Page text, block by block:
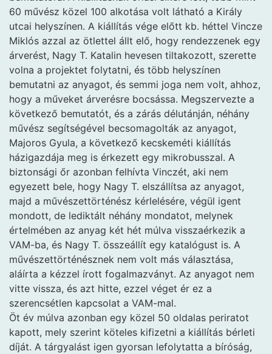
60 művész közel 100 alkotása volt látható a Király
utcai helyszínen. A kiállítás vége előtt kb. héttel Vincze
Miklós azzal az ötlettel állt elő, hogy rendezzenek egy
árverést, Nagy T. Katalin hevesen tiltakozott, szerette
volna a projektet folytatni, és több helyszínen
bemutatni az anyagot, és semmi joga nem volt, ahhoz,
hogy a műveket árverésre bocsássa. Megszervezte a
következő bemutatót, és a zárás délutánján, néhány
művész segítségével becsomagolták az anyagot,
Majoros Gyula, a következő kecskeméti kiállítás
házigazdája meg is érkezett egy mikrobusszal. A
biztonsági őr azonban felhívta Vinczét, aki nem
egyezett bele, hogy Nagy T. elszállítsa az anyagot,
majd a művészettörténész kérlelésére, végül igent
mondott, de lediktált néhány mondatot, melynek
értelmében az anyag két hét múlva visszaérkezik a
VAM-ba, és Nagy T. összeállít egy katalógust is. A
művészettörténésznek nem volt más választása,
aláírta a kézzel írott fogalmazványt. Az anyagot nem
vitte vissza, és azt hitte, ezzel véget ér ez a
szerencsétlen kapcsolat a VAM-mal.
Öt év múlva azonban egy közel 50 oldalas periratot
kapott, mely szerint köteles kifizetni a kiállítás bérleti
díját. A tárgyalást igen gyorsan lefolytatta a bíróság,